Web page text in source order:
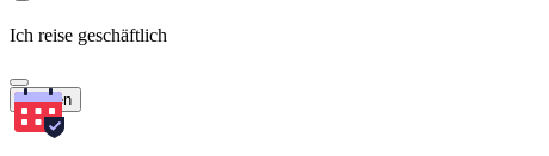
Ich reise geschäftlich
Suchen